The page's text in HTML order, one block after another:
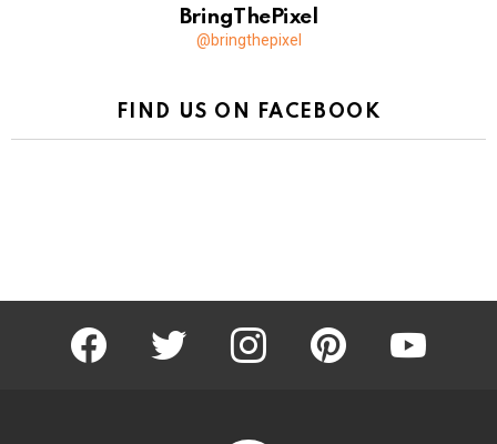
BringThePixel
@bringthepixel
FIND US ON FACEBOOK
facebook twitter instagram pinterest youtube